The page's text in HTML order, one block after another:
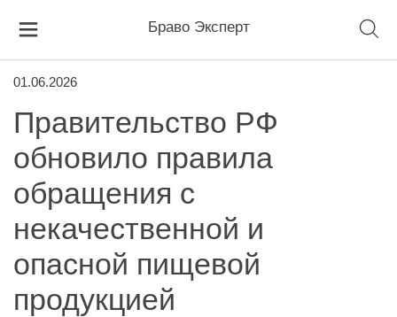
Браво Эксперт
01.06.2026
Правительство РФ
обновило правила
обращения с
некачественной и
опасной пищевой
продукцией